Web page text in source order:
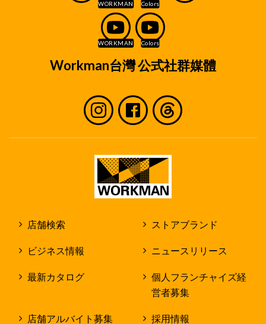
Workman台灣 公式社群媒體
店舗検索 ストアブランド
ビジネス情報 ニュースリリース
最新カタログ
個人フランチャイズ経
営者募集
店舗アルバイト募集 採用情報